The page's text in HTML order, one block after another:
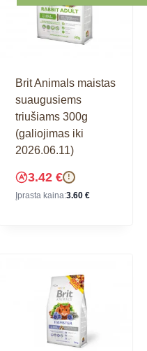
Brit Animals maistas
suaugusiems
triušiams 300g
(galiojimas iki
2026.06.11)
3.42 € !
Įprasta kaina:3.60 €